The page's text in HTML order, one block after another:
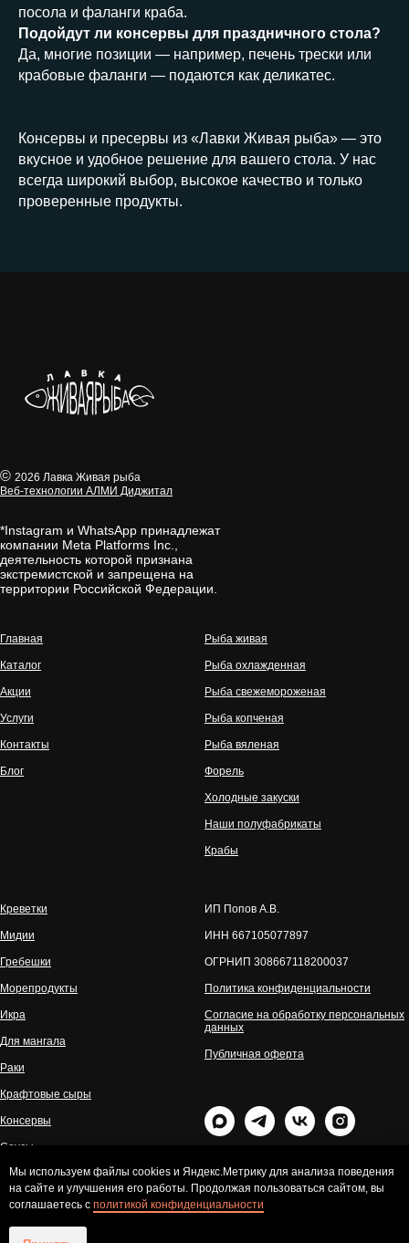
посола и фаланги краба.
Подойдут ли консервы для праздничного стола?
Да, многие позиции — например, печень трески или
крабовые фаланги — подаются как деликатес.
Консервы и пресервы из «Лавки Живая рыба» — это
вкусное и удобное решение для вашего стола. У нас
всегда широкий выбор, высокое качество и только
проверенные продукты.
Мы используем файлы cookies и Яндекс.Метрику для анализа поведения
на сайте и улучшения его работы. Продолжая пользоваться сайтом, вы
соглашаетесь с политикой конфиденциальности
© 2026 Лавка Живая рыба
Веб-технологии АЛМИ Диджитал
*Instagram и WhatsApp принадлежат
компании Meta Platforms Inc.,
деятельность которой признана
экстремистской и запрещена на
территории Российской Федерации.
Главная
Каталог
Акции
Услуги
Контакты
Блог
Рыба живая
Рыба охлажденная
Рыба свежемороженая
Рыба копченая
Рыба вяленая
Форель
Холодные закуски
Наши полуфабрикаты
Крабы
Креветки
Мидии
Гребешки
Морепродукты
Икра
Для мангала
Раки
Крафтовые сыры
Консервы
Соусы
ИП Попов А.В.
ИНН 667105077897
ОГРНИП 308667118200037
Политика конфиденциальности
Согласие на обработку персональных
данных
Публичная оферта